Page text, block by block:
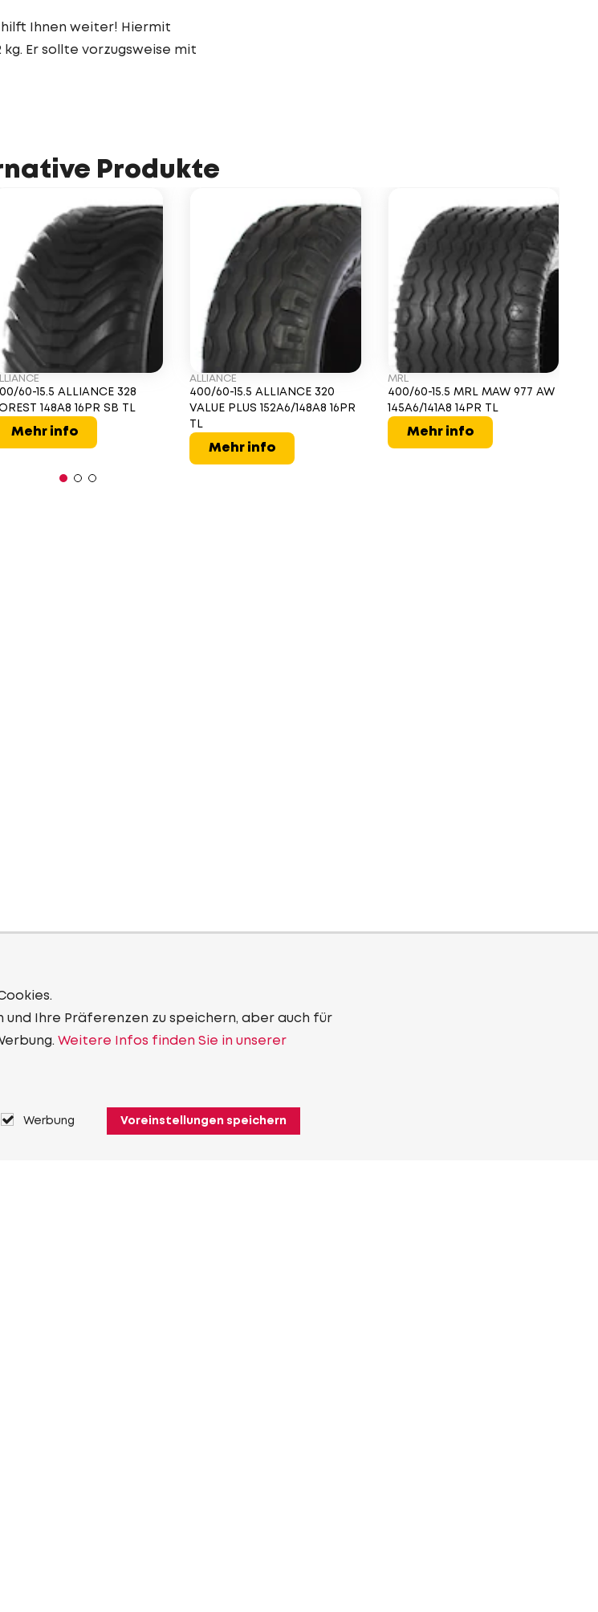
hilft Ihnen weiter! Hiermit
Er sollte vorzugsweise mit
Produkte
60-15.5 ALLIANCE 328
148A8 16PR SB TL
Mehr info
ALLIANCE
400/60-15.5 ALLIANCE 320
VALUE PLUS 152A6/148A8 16PR
TL
Mehr info
MRL
400/60-15.5 MRL MAW 977 AW
145A6/141A8 14PR TL
Mehr info
Ihre Präferenzen zu speichern, aber auch für
Weitere Infos finden Sie in unserer
Werbung Voreinstellungen speichern